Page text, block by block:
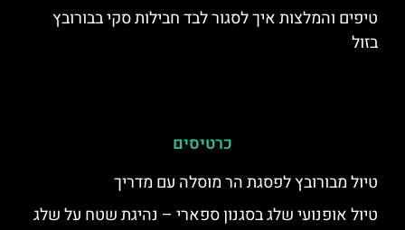
טיפים והמלצות איך לסגור לבד חבילות סקי בבורובץ
בזול
כרטיסים
טיול מבורובץ לפסגת הר מוסלה עם מדריך
טיול אופנועי שלג בסגנון ספארי – נהיגת שטח על שלג